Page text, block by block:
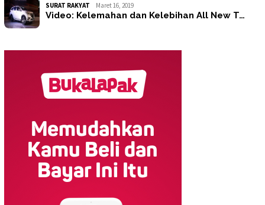
SURAT RAKYAT Maret 16, 2019
Video: Kelemahan dan Kelebihan All New T…